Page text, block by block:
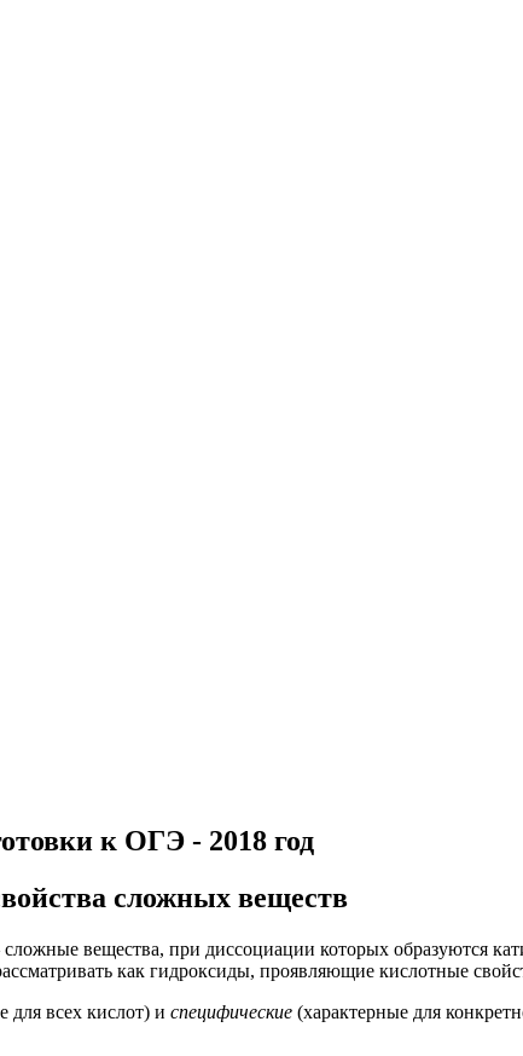
к ОГЭ - 2018 год
сложных веществ
вещества, при диссоциации которых образуются
как гидроксиды, проявляющие кислотные
для всех кислот) и специфические (характерные для